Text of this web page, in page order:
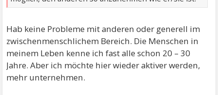
Hab keine Probleme mit anderen oder generell im
zwischenmenschlichem Bereich. Die Menschen in
meinem Leben kenne ich fast alle schon 20 – 30
Jahre. Aber ich möchte hier wieder aktiver werden,
mehr unternehmen.